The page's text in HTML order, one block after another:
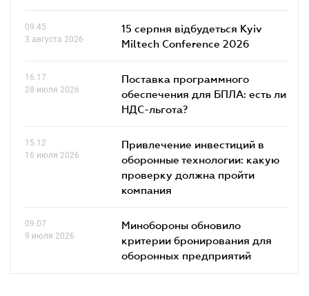
09.45
3 августа 2026
15 серпня відбудеться Kyiv
Miltech Conference 2026
16.17
28 июля 2026
Поставка программного
обеспечения для БПЛА: есть ли
НДС-льгота?
15.12
16 июля 2026
Привлечение инвестиций в
оборонные технологии: какую
проверку должна пройти
компания
09.07
9 июля 2026
Минобороны обновило
критерии бронирования для
оборонных предприятий